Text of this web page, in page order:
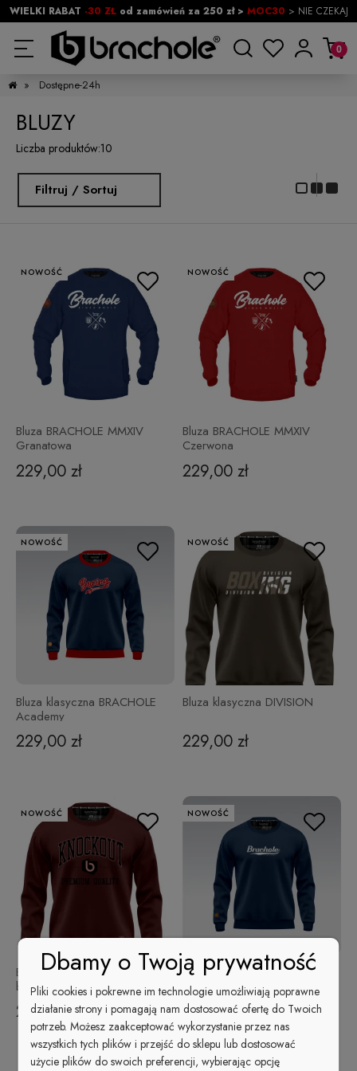
WIELKI RABAT -30 ZŁod zamówień za 250 zł > MOC30 > NIE CZEKAJ
» Dostępne-24h
BLUZY
Liczba produktów:10
Filtruj / Sortuj
Bluza BRACHOLE MMXIV
Granatowa
229,00 zł
NOWOŚĆ
Bluza BRACHOLE MMXIV
Czerwona
229,00 zł
NOWOŚĆ
Bluza klasyczna BRACHOLE
Academy
229,00 zł
NOWOŚĆ
Bluza klasyczna DIVISION
229,00 zł
NOWOŚĆ
Bluza klasyczna Knockout
bordowa
229,00 zł
NOWOŚĆ
Bluza klasyczna College
229,00 zł
NOWOŚĆ
Dbamy o Twoją prywatność
Pliki cookies i pokrewne im technologie umożliwiają poprawne
działanie strony i pomagają nam dostosować ofertę do Twoich
potrzeb. Możesz zaakceptować wykorzystanie przez nas
wszystkich tych plików i przejść do sklepu lub dostosować
użycie plików do swoich preferencji, wybierając opcję